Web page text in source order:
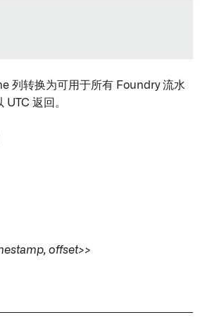
列转换为可用于所有 Foundry 流水
返回。
, offset>>